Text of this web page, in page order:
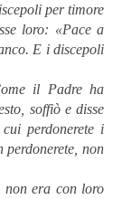
per timore
loro: «Pace a
E i discepoli
il Padre ha
soffiò e disse
perdonerete i
non
non era con loro